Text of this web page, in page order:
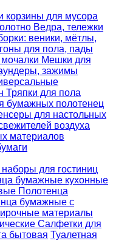
корзины для мусора
Ведра, тележки
веники, мётлы,
для пола, пады
мочалки Мешки для
зажимы
Тряпки для пола
бумажных полотенец
для настольных
воздуха
материалов
для гостиниц
бумажные кухонные
Полотенца
бумажные с
материалы
Салфетки для
бытовая Туалетная